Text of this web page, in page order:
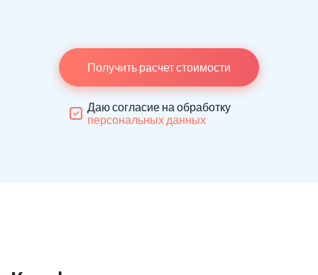
Получить расчет стоимости
Даю согласие на обработку
персональных данных